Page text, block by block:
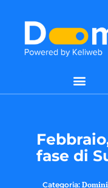
fase di
Categoria: Domini